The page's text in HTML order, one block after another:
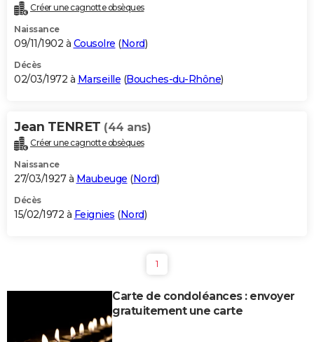
Créer une cagnotte obsèques
Naissance
09/11/1902 à Cousolre (Nord)
Décès
02/03/1972 à Marseille (Bouches-du-Rhône)
Jean TENRET (44 ans)
Créer une cagnotte obsèques
Naissance
27/03/1927 à Maubeuge (Nord)
Décès
15/02/1972 à Feignies (Nord)
1
Carte de condoléances : envoyer
gratuitement une carte